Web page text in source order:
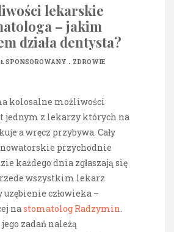
lekarskie
– jakim
działa dentysta?
SPONSOROWANY . ZDROWIE
kolosalne możliwości
jednym z lekarzy których na
a wręcz przybywa. Cały
nowatorskie przychodnie
każdego dnia zgłaszają się
wszystkim lekarz
człowieka –
na stomatolog Radzymin
zadań należą